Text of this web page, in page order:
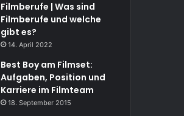
Filmberufe | Was sind
Filmberufe und welche
gibt es?
14. April 2022
Best Boy am Filmset:
Aufgaben, Position und
Karriere im Filmteam
18. September 2015